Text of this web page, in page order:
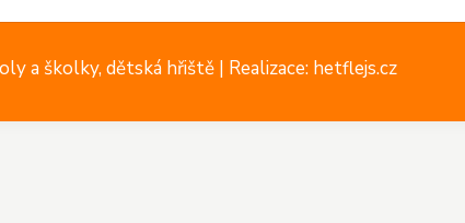
a školky, dětská hřiště | Realizace: hetflejs.cz